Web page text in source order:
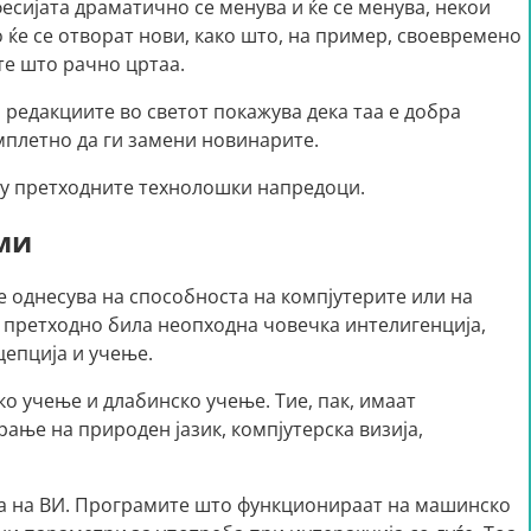
драматично се менува и ќе се менува, некои
се отворат нови, како што, на пример, своевремено
што рачно цртаа.
во светот покажува дека таа е добра
да ги замени новинарите.
претходните технолошки напредоци.
на способноста на компјутерите или на
била неопходна човечка интелигенција,
и учење.
учење и длабинско учење. Тие, пак, имаат
на природен јазик, компјутерска визија,
на ВИ. Програмите што функционираат на машинско